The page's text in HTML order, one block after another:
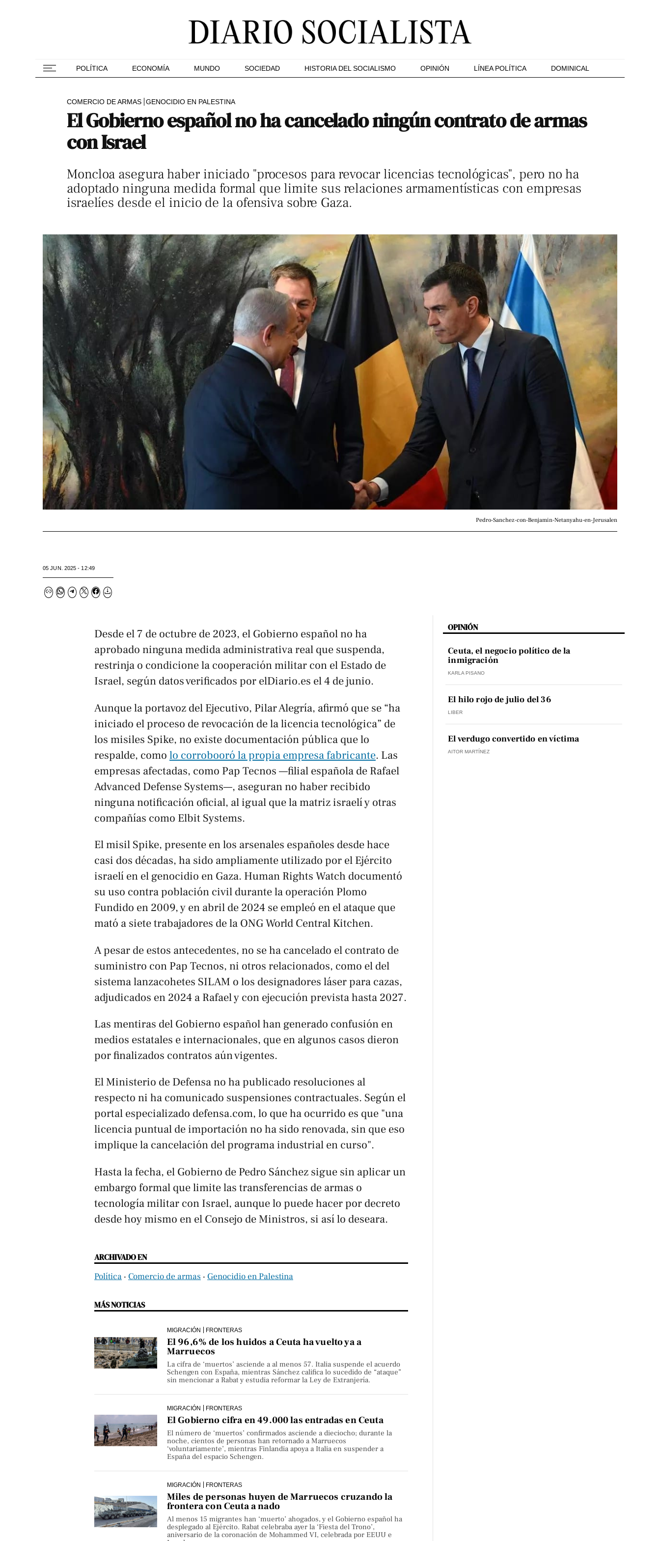
POLÍTICA ECONOMÍA MUNDO SOCIEDAD HISTORIA DEL SOCIALISMO OPINIÓN LÍNEA POLÍTICA DOMINICAL
COMERCIO DE ARMAS GENOCIDIO EN PALESTINA
El Gobierno español no ha cancelado ningún contrato de armas
con Israel
Moncloa asegura haber iniciado "procesos para revocar licencias tecnológicas", pero no ha
adoptado ninguna medida formal que limite sus relaciones armamentísticas con empresas
israelíes desde el inicio de la ofensiva sobre Gaza.
Pedro-Sanchez-con-Benjamin-Netanyahu-en-Jerusalen
05 JUN. 2025 - 12:49
Desde el 7 de octubre de 2023, el Gobierno español no ha
aprobado ninguna medida administrativa real que suspenda,
restrinja o condicione la cooperación militar con el Estado de
Israel, según datos verificados por elDiario.es el 4 de junio.
Aunque la portavoz del Ejecutivo, Pilar Alegría, afirmó que se “ha
iniciado el proceso de revocación de la licencia tecnológica” de
los misiles Spike, no existe documentación pública que lo
respalde, como lo corrobooró la propia empresa fabricante. Las
empresas afectadas, como Pap Tecnos —filial española de Rafael
Advanced Defense Systems—, aseguran no haber recibido
ninguna notificación oficial, al igual que la matriz israelí y otras
compañías como Elbit Systems.
El misil Spike, presente en los arsenales españoles desde hace
casi dos décadas, ha sido ampliamente utilizado por el Ejército
israelí en el genocidio en Gaza. Human Rights Watch documentó
su uso contra población civil durante la operación Plomo
Fundido en 2009, y en abril de 2024 se empleó en el ataque que
mató a siete trabajadores de la ONG World Central Kitchen.
A pesar de estos antecedentes, no se ha cancelado el contrato de
suministro con Pap Tecnos, ni otros relacionados, como el del
sistema lanzacohetes SILAM o los designadores láser para cazas,
adjudicados en 2024 a Rafael y con ejecución prevista hasta 2027.
Las mentiras del Gobierno español han generado confusión en
medios estatales e internacionales, que en algunos casos dieron
por finalizados contratos aún vigentes.
El Ministerio de Defensa no ha publicado resoluciones al
respecto ni ha comunicado suspensiones contractuales. Según el
portal especializado defensa.com, lo que ha ocurrido es que "una
licencia puntual de importación no ha sido renovada, sin que eso
implique la cancelación del programa industrial en curso".
Hasta la fecha, el Gobierno de Pedro Sánchez sigue sin aplicar un
embargo formal que limite las transferencias de armas o
tecnología militar con Israel, aunque lo puede hacer por decreto
desde hoy mismo en el Consejo de Ministros, si así lo deseara.
ARCHIVADO EN
Política ‧ Comercio de armas ‧ Genocidio en Palestina
MÁS NOTICIAS
MIGRACIÓN FRONTERAS
El 96,6% de los huidos a Ceuta ha vuelto ya a
Marruecos
La cifra de ‘muertos’ asciende a al menos 57. Italia suspende el acuerdo
Schengen con España, mientras Sánchez califica lo sucedido de “ataque”
sin mencionar a Rabat y estudia reformar la Ley de Extranjería.
MIGRACIÓN FRONTERAS
El Gobierno cifra en 49.000 las entradas en Ceuta
El número de ‘muertos’ confirmados asciende a dieciocho; durante la
noche, cientos de personas han retornado a Marruecos
‘voluntariamente’, mientras Finlandia apoya a Italia en suspender a
España del espacio Schengen.
MIGRACIÓN FRONTERAS
Miles de personas huyen de Marruecos cruzando la
frontera con Ceuta a nado
Al menos 15 migrantes han ‘muerto’ ahogados, y el Gobierno español ha
desplegado al Ejército. Rabat celebraba ayer la ‘Fiesta del Trono’,
aniversario de la coronación de Mohammed VI, celebrada por EEUU e
OPINIÓN
Ceuta, el negocio político de la
inmigración
KARLA PISANO
El hilo rojo de julio del 36
LIBER
El verdugo convertido en víctima
AITOR MARTÍNEZ